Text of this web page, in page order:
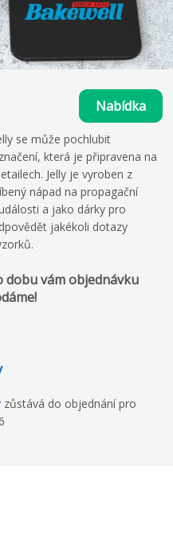
Nabídka
se může pochlubit
která je připravena na
Jelly je vyroben z
nápad na propagační
a jako dárky pro
jakékoli dotazy
dobu vám objednávku
zůstává do objednání pro